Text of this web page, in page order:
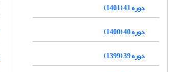
دوره 41 (1401)
دوره 40 (1400)
دوره 39 (1399)